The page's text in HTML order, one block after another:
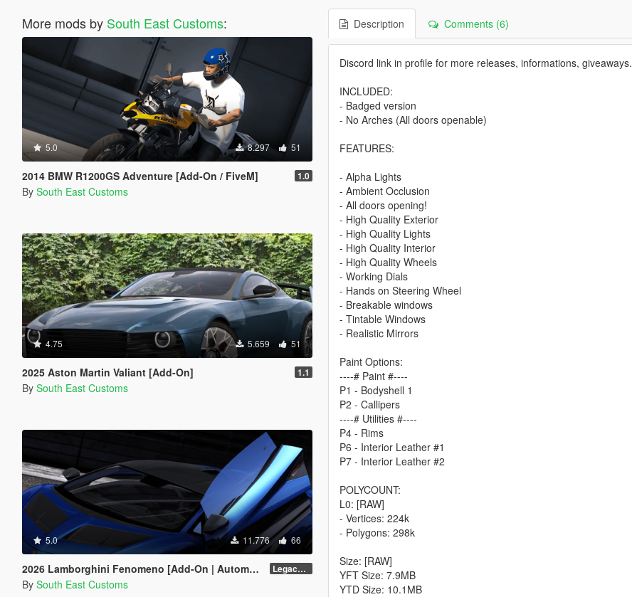
More mods by South East Customs:
5.0 8.297 51
2014 BMW R1200GS Adventure [Add-On / FiveM] 1.0
By South East Customs
4.75 5.659 51
2025 Aston Martin Valiant [Add-On] 1.1
By South East Customs
5.0 11.776 66
2026 Lamborghini Fenomeno [Add-On | Automatic Spoiler] Legacy v1.0.5
By South East Customs
Description Comments (6)
Discord link in profile for more releases, informations, giveaways.
INCLUDED:
- Badged version
- No Arches (All doors openable)
FEATURES:
- Alpha Lights
- Ambient Occlusion
- All doors opening!
- High Quality Exterior
- High Quality Lights
- High Quality Interior
- High Quality Wheels
- Working Dials
- Hands on Steering Wheel
- Breakable windows
- Tintable Windows
- Realistic Mirrors
Paint Options:
----# Paint #----
P1 - Bodyshell 1
P2 - Callipers
----# Utilities #----
P4 - Rims
P6 - Interior Leather #1
P7 - Interior Leather #2
POLYCOUNT:
L0: [RAW]
- Vertices: 224k
- Polygons: 298k
Size: [RAW]
YFT Size: 7.9MB
YTD Size: 10.1MB